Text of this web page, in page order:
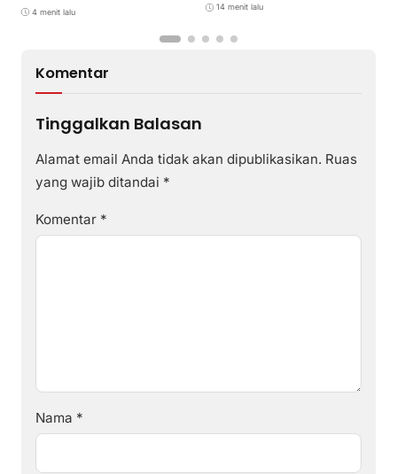
4 menit lalu 14 menit lalu
Komentar
Tinggalkan Balasan
Alamat email Anda tidak akan dipublikasikan. Ruas
yang wajib ditandai *
Komentar *
Nama *